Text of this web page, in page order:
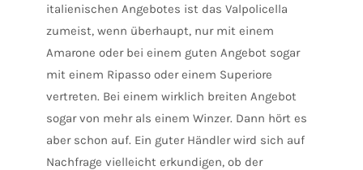
italienischen Angebotes ist das Valpolicella
zumeist, wenn überhaupt, nur mit einem
Amarone oder bei einem guten Angebot sogar
mit einem Ripasso oder einem Superiore
vertreten. Bei einem wirklich breiten Angebot
sogar von mehr als einem Winzer. Dann hört es
aber schon auf. Ein guter Händler wird sich auf
Nachfrage vielleicht erkundigen, ob der